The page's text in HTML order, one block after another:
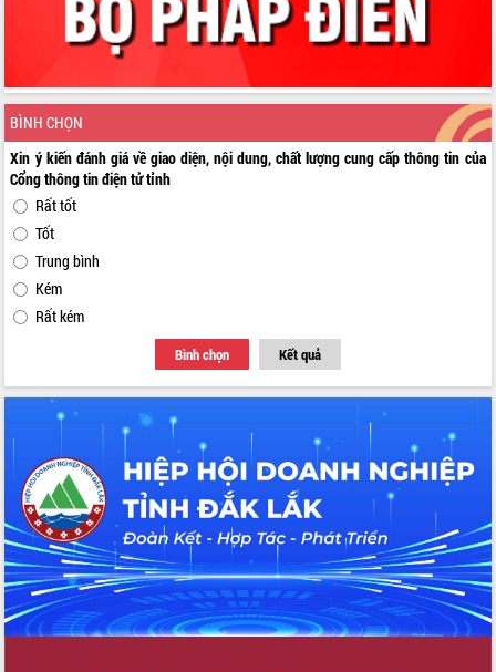
BÌNH CHỌN
Xin ý kiến đánh giá về giao diện, nội dung, chất lượng cung cấp thông tin của
Cổng thông tin điện tử tỉnh
Rất tốt
Tốt
Trung bình
Kém
Rất kém
Bình chọn Kết quả